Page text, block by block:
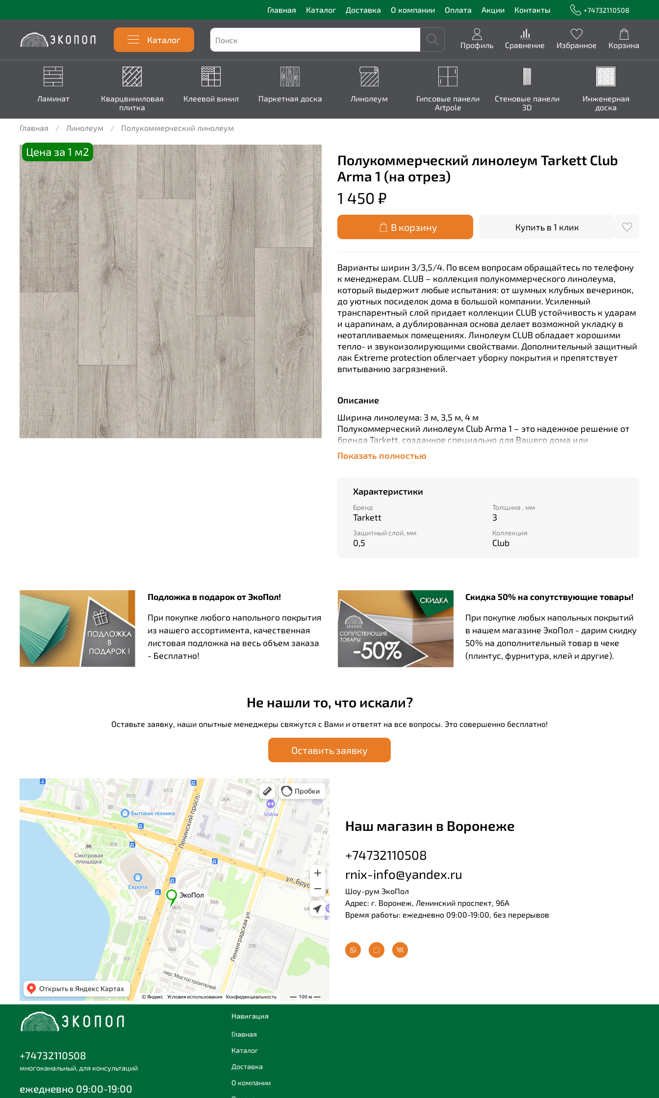
Главная Каталог Доставка О компании Оплата Акции Контакты +74732110508
Каталог Профиль Сравнение Избранное Корзина
Ламинат
Кварцвиниловая
плитка
Клеевой винил Паркетная доска Линолеум
Гипсовые панели
Artpole
Стеновые панели
3D
Инженерная
доска
Главная Линолеум Полукоммерческий линолеум
Цена за 1 м2
Полукоммерческий линолеум Tarkett Club
Arma 1 (на отрез)
1 450 ₽
В корзину Купить в 1 клик
Варианты ширин 3/3,5/4. По всем вопросам обращайтесь по телефону
к менеджерам. CLUB – коллекция полукоммерческого линолеума,
который выдержит любые испытания: от шумных клубных вечеринок,
до уютных посиделок дома в большой компании. Усиленный
транспарентный слой придает коллекции CLUB устойчивость к ударам
и царапинам, а дублированная основа делает возможной укладку в
неотапливаемых помещениях. Линолеум CLUB обладает хорошими
тепло- и звукоизолирующими свойствами. Дополнительный защитный
лак Extreme protection облегчает уборку покрытия и препятствует
впитыванию загрязнений.
Описание
Ширина линолеума: 3 м, 3,5 м, 4 м
Полукоммерческий линолеум Club Arma 1 – это надежное решение от
бренда Tarkett, созданное специально для Вашего дома или
небольшого офиса. Обладая стильным дизайном и высокой
прочностью, этот линолеум обеспечит комфорт и долговечность
Показать полностью
Характеристики
Бренд
Tarkett
Толщина , мм
3
Защитный слой, мм
0,5
Коллекция
Club
Подложка в подарок от ЭкоПол!
При покупке любого напольного покрытия
из нашего ассортимента, качественная
листовая подложка на весь объем заказа
- Бесплатно!
Скидка 50% на сопутствующие товары!
При покупке любых напольных покрытий
в нашем магазине ЭкоПол - дарим скидку
50% на дополнительный товар в чеке
(плинтус, фурнитура, клей и другие).
Не нашли то, что искали?
Оставьте заявку, наши опытные менеджеры свяжутся с Вами и ответят на все вопросы. Это совершенно бесплатно!
Оставить заявку
Наш магазин в Воронеже
+74732110508
rnix-info@yandex.ru
Шоу-рум ЭкоПол
Адрес: г. Воронеж, Ленинский проспект, 96А
Время работы: ежедневно 09:00-19:00, без перерывов
Навигация
Главная
Каталог
Доставка
О компании
+74732110508
многоканальный, для консультаций
ежедневно 09:00-19:00